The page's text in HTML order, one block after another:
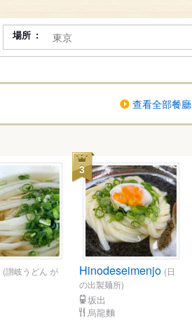
場所
查看全部餐廳
(讃岐うどん が
3
Hinodeseimenjo (日
の出製麺所)
坂出
烏龍麵